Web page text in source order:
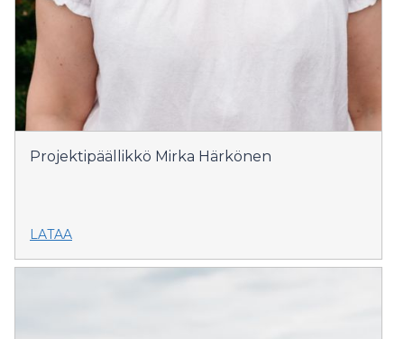
Projektipäällikkö Mirka Härkönen
LATAA